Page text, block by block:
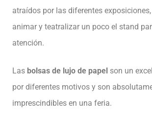
atraídos por las diferentes
animar y teatralizar un poco el stand
atención.
Las bolsas de lujo de papel son un
por diferentes motivos y son
imprescindibles en una feria.